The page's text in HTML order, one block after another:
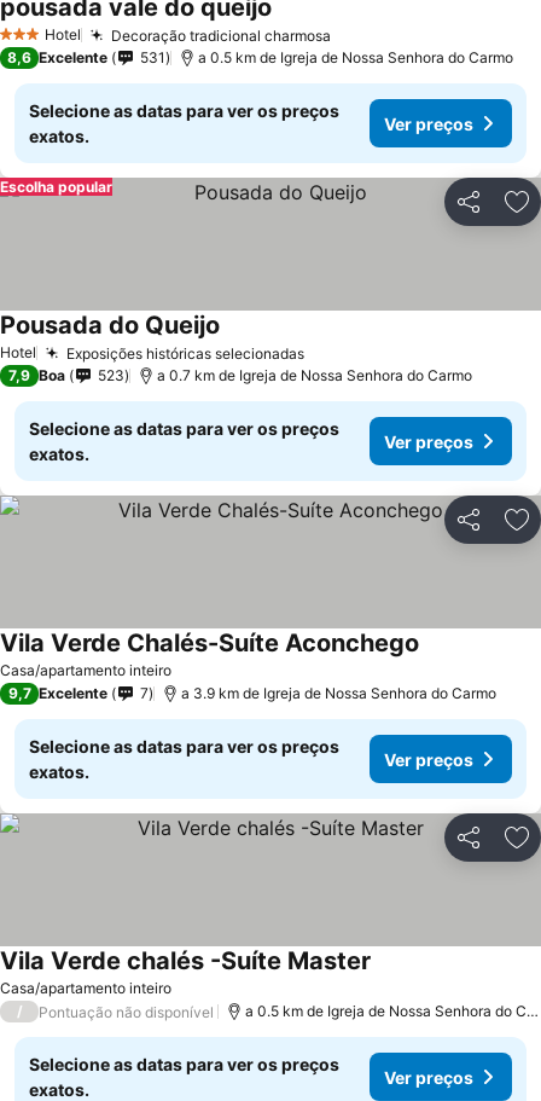
3 EstrelasHotel Decoração tradicional charmosa
pousada vale do queijo
8,6 Excelente 531 a 0.5 km de Igreja de Nossa Senhora do Carmo
Selecione as datas para ver os preços
exatos.
Ver preços
Partilhar
Escolha popular
Hotel Exposições históricas selecionadasVer preços
Pousada do Queijo
7,9 Boa 523 a 0.7 km de Igreja de Nossa Senhora do Carmo
Selecione as datas para ver os preços
exatos.
Ver preços
Partilhar
Casa/apartamento inteiro
Vila Verde Chalés-Suíte Aconchego
9,7 Excelente 7 a 3.9 km de Igreja de Nossa Senhora do Carmo
Selecione as datas para ver os preços
exatos.
Ver preços
Partilhar
Casa/apartamento inteiro
Vila Verde chalés -Suíte Master
/ Pontuação não disponível a 0.5 km de Igreja de Nossa Senhora do
Selecione as datas para ver os preços
exatos.
Ver preços